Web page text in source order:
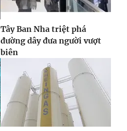
Tây Ban Nha triệt phá
đường dây đưa người vượt
biên